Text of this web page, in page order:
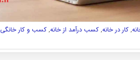
,کار در خانه,کسب درآمد از خانه,کسب و کار خانگی